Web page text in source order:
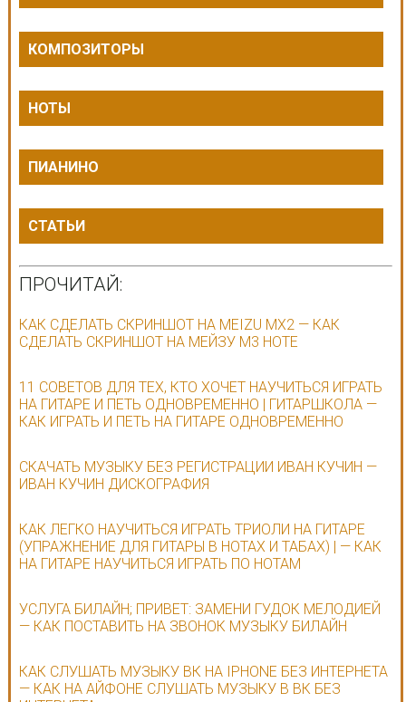
КОМПОЗИТОРЫ
НОТЫ
ПИАНИНО
СТАТЬИ
ПРОЧИТАЙ:
КАК СДЕЛАТЬ СКРИНШОТ НА MEIZU MX2 — КАК
СДЕЛАТЬ СКРИНШОТ НА МЕЙЗУ М3 НОТЕ
11 СОВЕТОВ ДЛЯ ТЕХ, КТО ХОЧЕТ НАУЧИТЬСЯ ИГРАТЬ
НА ГИТАРЕ И ПЕТЬ ОДНОВРЕМЕННО | ГИТАРШКОЛА —
КАК ИГРАТЬ И ПЕТЬ НА ГИТАРЕ ОДНОВРЕМЕННО
СКАЧАТЬ МУЗЫКУ БЕЗ РЕГИСТРАЦИИ ИВАН КУЧИН —
ИВАН КУЧИН ДИСКОГРАФИЯ
КАК ЛЕГКО НАУЧИТЬСЯ ИГРАТЬ ТРИОЛИ НА ГИТАРЕ
(УПРАЖНЕНИЕ ДЛЯ ГИТАРЫ В НОТАХ И ТАБАХ) | — КАК
НА ГИТАРЕ НАУЧИТЬСЯ ИГРАТЬ ПО НОТАМ
УСЛУГА БИЛАЙН; ПРИВЕТ: ЗАМЕНИ ГУДОК МЕЛОДИЕЙ
— КАК ПОСТАВИТЬ НА ЗВОНОК МУЗЫКУ БИЛАЙН
КАК СЛУШАТЬ МУЗЫКУ ВК НА IPHONE БЕЗ ИНТЕРНЕТА
— КАК НА АЙФОНЕ СЛУШАТЬ МУЗЫКУ В ВК БЕЗ